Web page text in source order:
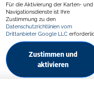
Für die Aktivierung der Karten- und
Navigationsdienste ist Ihre
Zustimmung zu den
Datenschutzrichtlinien vom
Drittanbieter Google LLC
Zustimmen und
aktivieren